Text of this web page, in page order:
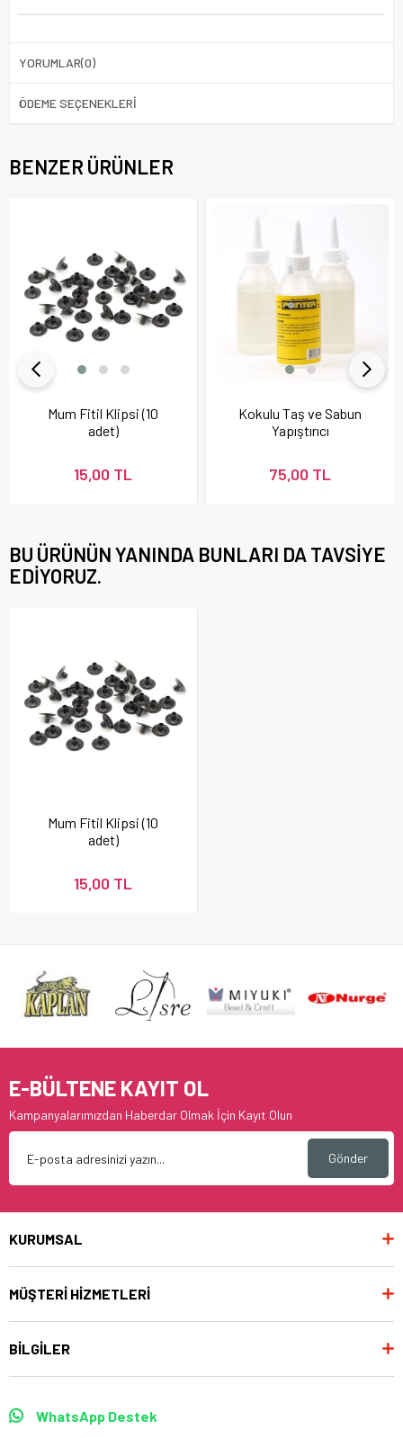
YORUMLAR(0)
ÖDEME SEÇENEKLERI
BENZER ÜRÜNLER
Mum Fitil Klipsi (10
adet)
15,00 TL
Kokulu Taş ve Sabun
Yapıştırıcı
75,00 TL
BU ÜRÜNÜN YANINDA BUNLARI DA TAVSIYE
EDIYORUZ.
Mum Fitil Klipsi (10
adet)
15,00 TL
E-BÜLTENE KAYIT OL
Kampanyalarımızdan Haberdar Olmak İçin Kayıt Olun
Gönder
KURUMSAL
MÜŞTERİ HİZMETLERİ
BİLGİLER
WhatsApp Destek